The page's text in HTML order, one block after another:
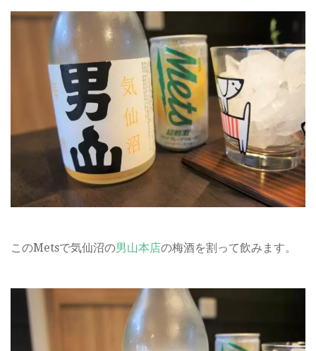
このMetsで気仙沼の男山本店の梅酒を割って飲みます。